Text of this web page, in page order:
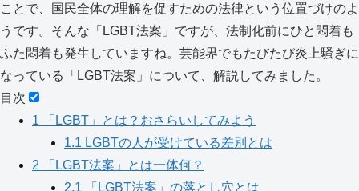
ことで、国民全体の理解を促すための法律という位置づけのよ
うです。そんな「LGBT法案」ですが、法制化前にひと悶着も
ふた悶着も発生していますね。芸能界でもたびたび炎上騒ぎに
なっている「LGBT法案」について、解説してみました。
目次
1 「LGBT」とは？おさらいしてみよう
1.1 LGBTの人が受けている差別とは
2 「LGBT法案」とは一体何？
2.1 「LGBT法案」の落とし穴とは